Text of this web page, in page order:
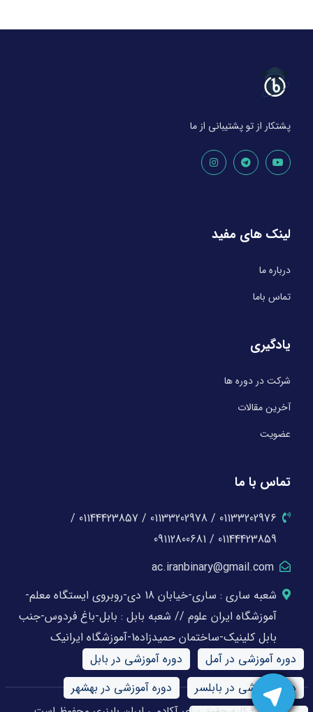
پشتکار از تو پشتیبانی از ما
لینک های مفید
درباره ما
تماس باما
یادگیری
شرکت در دوره ها
آخرین مقالات
عضویت
تماس با ما
01133202976 / 01133202978 / 01144423857 /
01144423859 / 09112800681
ac.iranbinary@gmail.com
شعبه ساری : ساری-خیابان 18 دی-روبروی ایستگاه معلم-
آموزشگاه ایران علوم // شعبه بابل : بابل-باغ فردوس-جنب
بابل کلینیک-ساختمان حمیدزاده1-آموزشگاه ایرانیک
دوره آموزشی در آمل
دوره آموزشی در بابل
دوره آموزشی در بابلسر
دوره آموزشی در بهشهر